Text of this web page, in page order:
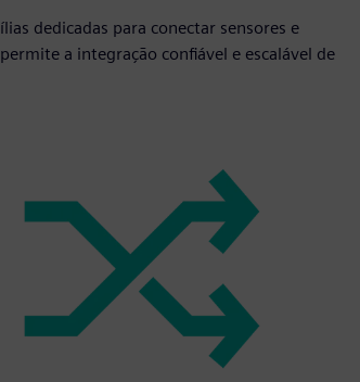
dedicadas para conectar sensores e
a integração confiável e escalável de